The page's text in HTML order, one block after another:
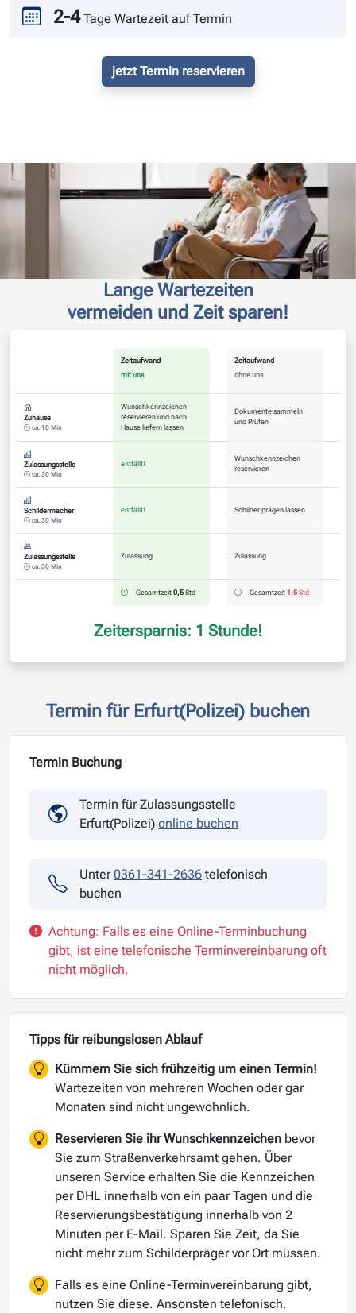
2-4 Tage Wartezeit auf Termin
jetzt Termin reservieren
Lange Wartezeiten
vermeiden und Zeit sparen!
Zeitaufwand
mit uns
Zeitaufwand
ohne uns
Zuhause
ca. 10 Min
Wunschkennzeichen
reservieren und nach
Hause liefern lassen
Dokumente sammeln
und Prüfen
Zulassungsstelle
ca. 30 Min
entfällt!
Wunschkennzeichen
reservieren
Schildermacher
ca. 30 Min
entfällt! Schilder prägen lassen
Zulassungsstelle
ca. 30 Min
Zulassung Zulassung
Gesamtzeit 0,5 Std Gesamtzeit 1,5 Std
Zeitersparnis: 1 Stunde!
Termin für Erfurt(Polizei) buchen
Termin Buchung
Termin für Zulassungsstelle
Erfurt(Polizei) online buchen
Unter0361-341-2636 telefonisch
buchen
Achtung: Falls es eine Online-Terminbuchung
gibt, ist eine telefonische Terminvereinbarung oft
nicht möglich.
Tipps für reibungslosen Ablauf
Kümmern Sie sich frühzeitig um einen Termin!
Wartezeiten von mehreren Wochen oder gar
Monaten sind nicht ungewöhnlich.
Reservieren Sie ihr Wunschkennzeichen bevor
Sie zum Straßenverkehrsamt gehen. Über
unseren Service erhalten Sie die Kennzeichen
per DHL innerhalb von ein paar Tagen und die
Reservierungsbestätigung innerhalb von 2
Minuten per E-Mail. Sparen Sie Zeit, da Sie
nicht mehr zum Schilderpräger vor Ort müssen.
Falls es eine Online-Terminvereinbarung gibt,
nutzen Sie diese. Ansonsten telefonisch.